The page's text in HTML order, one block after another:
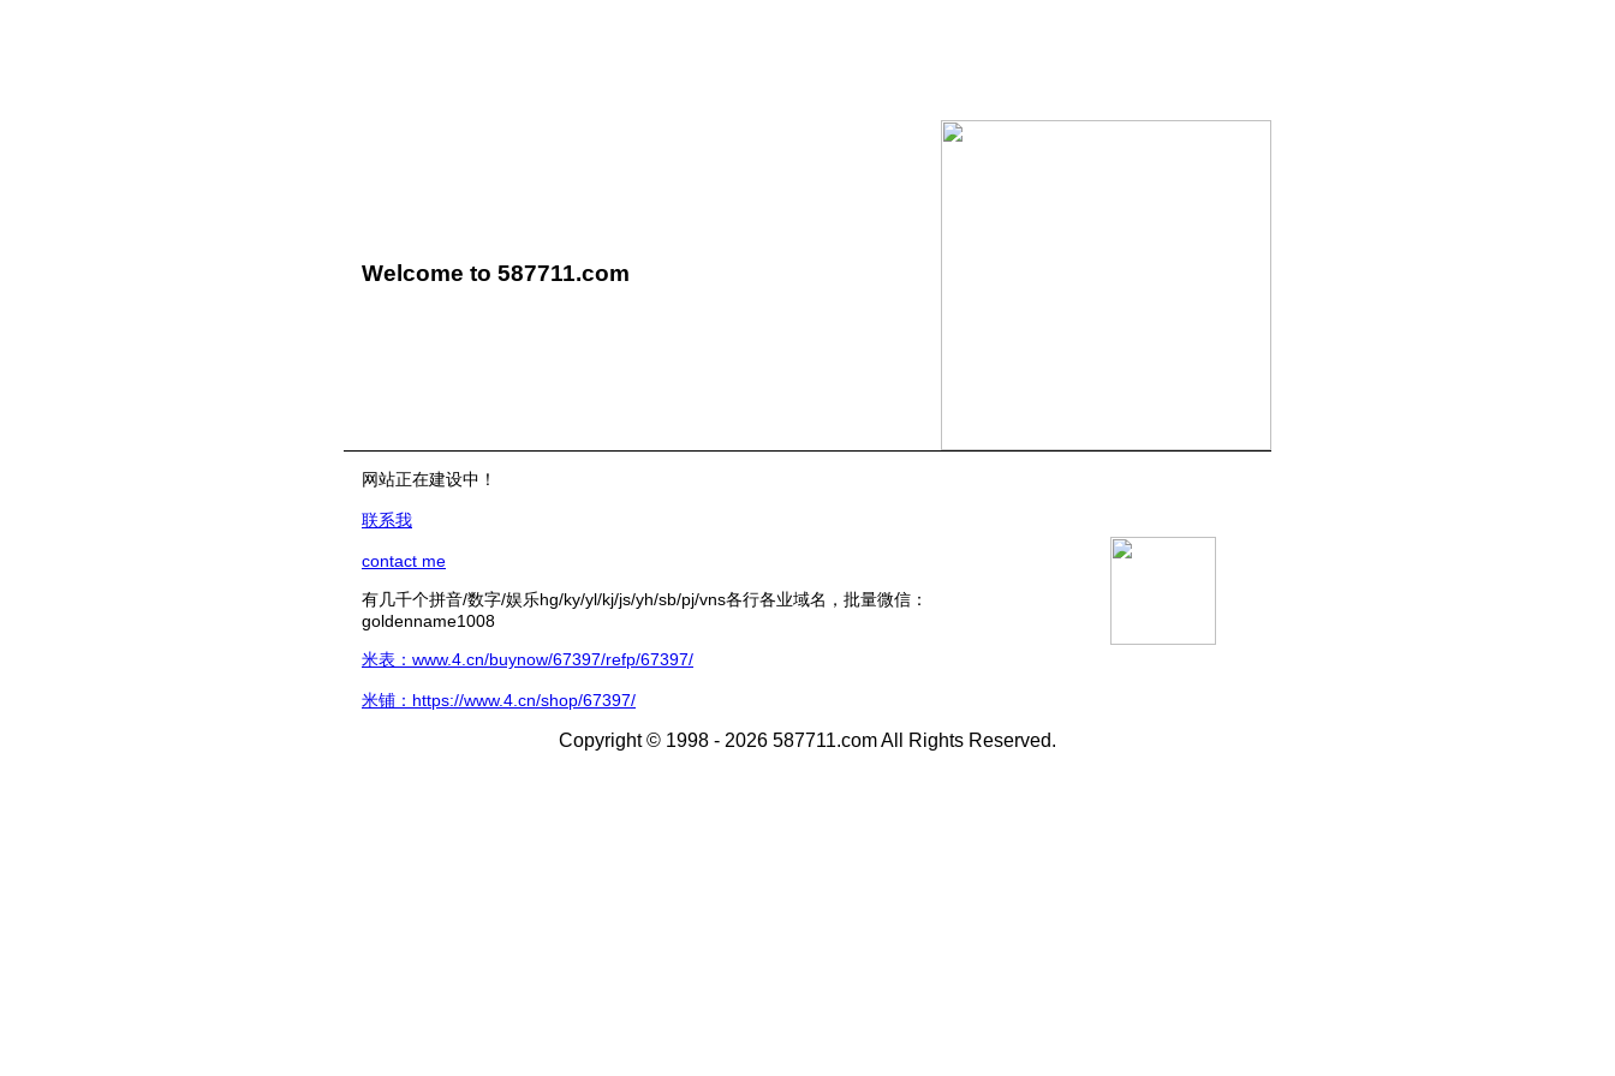
Welcome to 587711.com
网站正在建设中！
联系我
contact me
有几千个拼音/数字/娱乐hg/ky/yl/kj/js/yh/sb/pj/vns各行各业域名，批量微信：
goldenname1008
米表：www.4.cn/buynow/67397/refp/67397/
米铺：https://www.4.cn/shop/67397/
Copyright © 1998 - 2026 587711.com All Rights Reserved.